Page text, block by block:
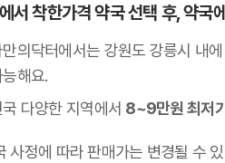
서 착한가격 약국 선택 후, 약국
만의닥터에서는 강원도 강릉시 내
능해요.
다양한 지역에서 8~9만원 최저
사정에 따라 판매가는 변경될 수